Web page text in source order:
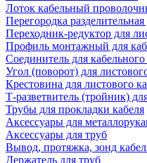
Лоток кабельный
Перегородка
Переходник-редуктор для
Профиль монтажный для
Соединитель для кабельного
Угол (поворот) для
Крестовина для листового
Т-разветвитель (тройник)
Трубы для прокладки кабеля
Аксессуары для
Аксессуары для труб
Вывод, протяжка, зонд
Держатель для труб